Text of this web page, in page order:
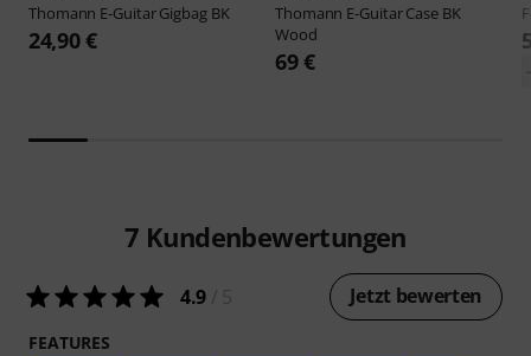
Thomann E-Guitar Gigbag BK
24,90 €
Thomann E-Guitar Case BK
Wood
69 €
7 Kundenbewertungen
4.9 Jetzt bewerten
FEATURES